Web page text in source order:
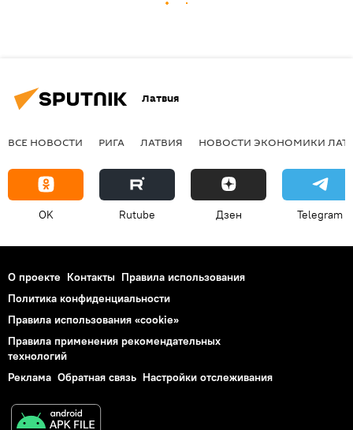
Латвия
ВСЕ НОВОСТИ РИГА ЛАТВИЯ НОВОСТИ ЭКОНОМИКИ
OK Rutube Дзен Telegram
О проекте Контакты Правила использования
Политика конфиденциальности
Правила использования «cookie»
Правила применения рекомендательных
технологий
Реклама Обратная связь Настройки отслеживания